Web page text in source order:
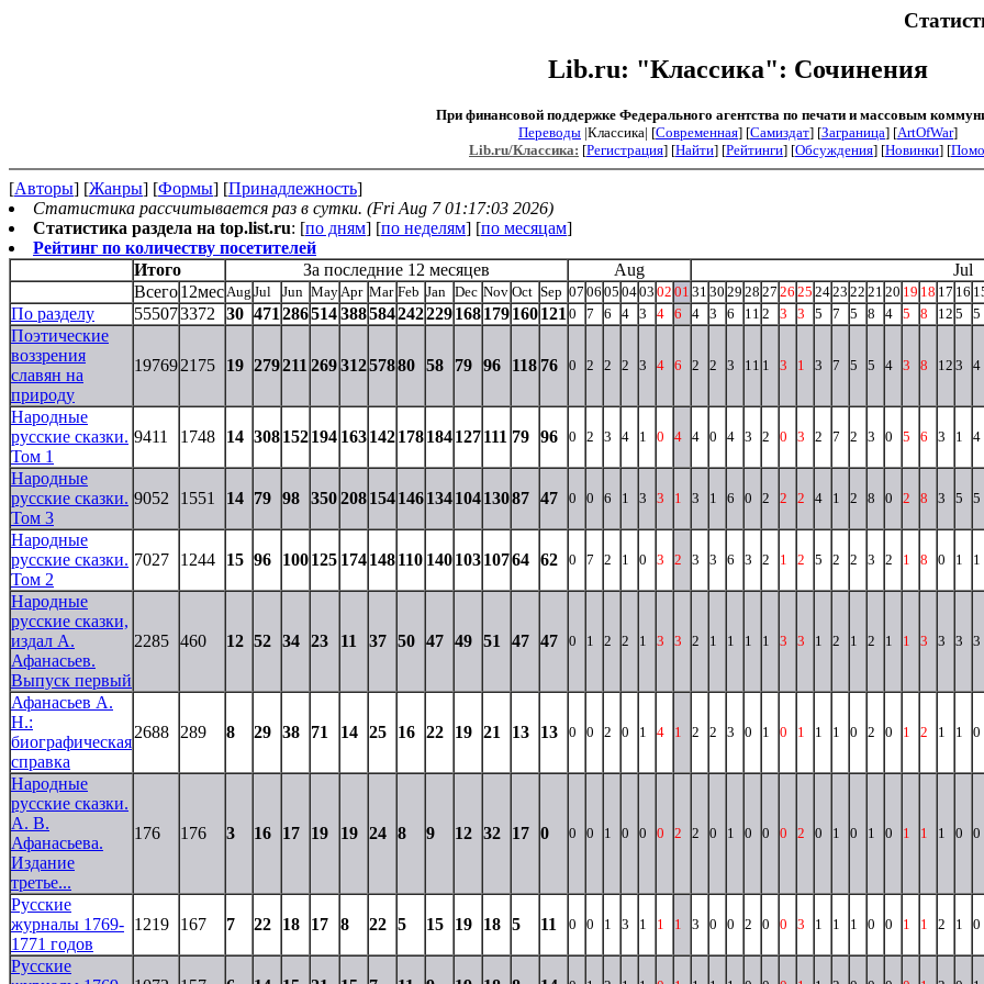
Lib.ru: "Классика": Сочинения
При финансовой поддержке Федерального агентства по печати и массовым
Переводы |Классика| [Современная] [Самиздат] [Заграница] [ArtOfWar]
Lib.ru/Классика: [Регистрация] [Найти] [Рейтинги] [Обсуждения] [Новинки] [
[Авторы] [Жанры] [Формы] [Принадлежность]
Статистика рассчитывается раз в сутки. (Fri Aug 7 01:17:03 2026)
Статистика раздела на top.list.ru: [по дням] [по неделям] [по месяцам]
Рейтинг по количеству посетителей
Итого
За последние 12 месяцев Aug Jul
Всего12мес Aug Jul Jun May Apr Mar Feb Jan Dec Nov Oct Sep 07 06 05 0403 02 01 31 30 29 28 27 26 25 2423 22 21 20 19 18 17 16
По разделу 555073372 30 471 286514388584242229168179160121 0 7 6 4 3 4 6 4 3 6 11 2 3 3 5 7 5 8 4 5 8 12 5 5
Поэтические
воззрения
славян на
природу
197692175 19 279211 26931257880 58 79 96 118 76 0 2 2 2 3 4 6 2 2 3 11 1 3 1 3 7 5 5 4 3 8 12 3 4
Народные
русские сказки.
Том 1
9411 1748 14 308152194 163142178184127111 79 96 0 2 3 4 1 0 4 4 0 4 3 2 0 3 2 7 2 3 0 5 6 3 1 4
Народные
русские сказки.
Том 3
9052 1551 14 79 98 35020815414613410413087 47 0 0 6 1 3 3 1 3 1 6 0 2 2 2 4 1 2 8 0 2 8 3 5 5
Народные
русские сказки.
Том 2
7027 1244 15 96 100125 174148110 14010310764 62 0 7 2 1 0 3 2 3 3 6 3 2 1 2 5 2 2 3 2 1 8 0 1 1
Народные
русские сказки,
издал А.
Афанасьев.
Выпуск первый
2285 460 12 52 34 23 11 37 50 47 49 51 47 47 0 1 2 2 1 3 3 2 1 1 1 1 3 3 1 2 1 2 1 1 3 3 3 3
Афанасьев А.
Н.:
биографическая
справка
2688 289 8 29 38 71 14 25 16 22 19 21 13 13 0 0 2 0 1 4 1 2 2 3 0 1 0 1 1 1 0 2 0 1 2 1 1 0
Народные
русские сказки.
А. В.
Афанасьева.
Издание
третье...
176 176 3 16 17 19 19 24 8 9 12 32 17 0 0 0 1 0 0 0 2 2 0 1 0 0 0 2 0 1 0 1 0 1 1 1 0 0
Русские
журналы 1769-
1771 годов
1219 167 7 22 18 17 8 22 5 15 19 18 5 11 0 0 1 3 1 1 1 3 0 0 2 0 0 3 1 1 1 0 0 1 1 2 1 0
Русские